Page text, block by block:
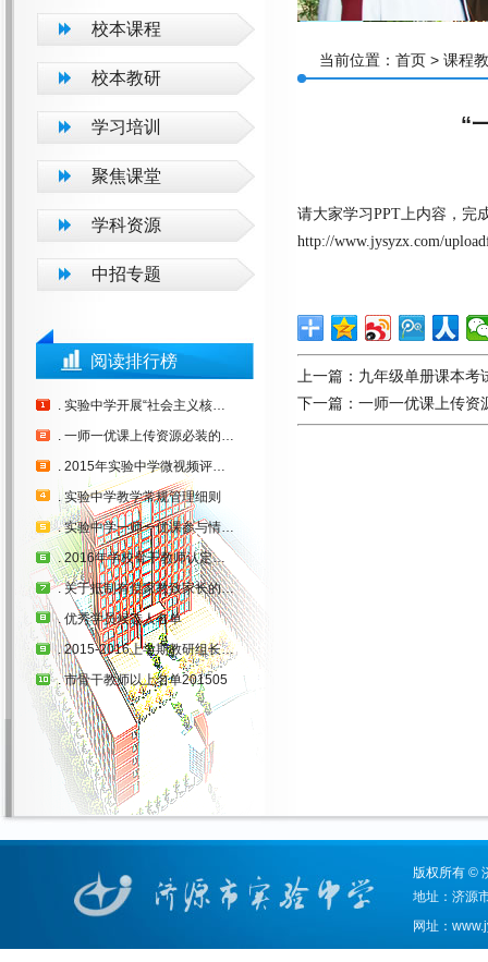
校本课程
校本教研
学习培训
聚焦课堂
学科资源
中招专题
阅读排行榜
. 实验中学开展“社会主义核心价值观” 进校园进课堂活动方案
. 一师一优课上传资源必装的插件
. 2015年实验中学微视频评选活动方案
. 实验中学教学常规管理细则
. 实验中学一师一优课参与情况统计
. 2016年学校骨干教师认定方案
. 关于抵制有偿家教致家长的一封信
. 优秀学员候选人名单
. 2015-2016上学期教研组长、备课组长名单
. 市骨干教师以上名单201505
当前位置： 首页 > 课程
“
请大家学习PPT上内容，完
http://www.jysyzx.com/
上一篇： 九年级单册课本考
下一篇： 一师一优课上传资
版权所有 ©
地址：济源
网址：